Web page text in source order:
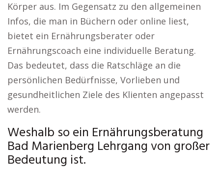
Körper aus. Im Gegensatz zu den allgemeinen
Infos, die man in Büchern oder online liest,
bietet ein Ernährungsberater oder
Ernährungscoach eine individuelle Beratung.
Das bedeutet, dass die Ratschläge an die
persönlichen Bedürfnisse, Vorlieben und
gesundheitlichen Ziele des Klienten angepasst
werden.
Weshalb so ein Ernährungsberatung
Bad Marienberg Lehrgang von großer
Bedeutung ist.